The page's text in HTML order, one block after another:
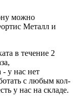
можно
Металл и
в течение 2
- у нас нет
с любым кол-
у нас на складе.